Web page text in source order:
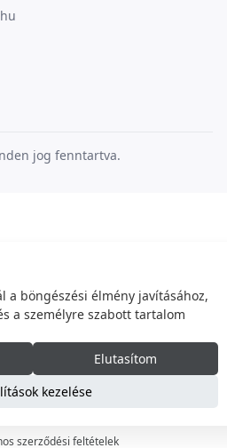
jog fenntartva.
a böngészési élmény javításához,
a személyre szabott tartalom
Elutasítom
kezelése
szerződési feltételek